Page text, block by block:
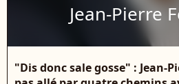
Jean-Pierre
"Dis donc sale gosse" : Jean-